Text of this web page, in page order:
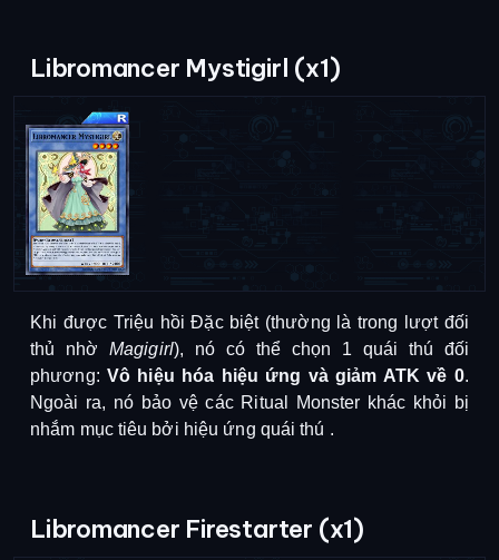
Libromancer Mystigirl (x1)
Khi được Triệu hồi Đặc biệt (thường là trong lượt đối
thủ nhờMagigirl), nó có thể chọn 1 quái thú đối
phương: Vô hiệu hóa hiệu ứng và giảm ATK về 0.
Ngoài ra, nó bảo vệ các Ritual Monster khác khỏi bị
nhắm mục tiêu bởi hiệu ứng quái thú .
Libromancer Firestarter (x1)